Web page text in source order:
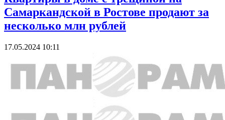
Самаркандской в Ростове продают за
несколько млн рублей
17.05.2024 10:11